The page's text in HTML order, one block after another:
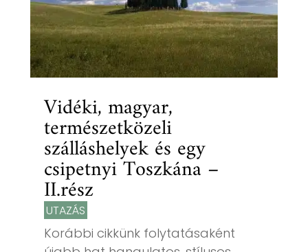
Vidéki, magyar,
természetközeli
szálláshelyek és egy
csipetnyi Toszkána –
II.rész
UTAZÁS
Korábbi cikkünk folytatásaként